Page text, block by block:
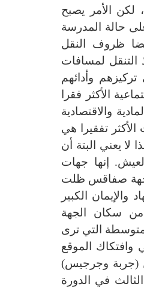
لكن الأمر يصبح
حالة المدرسة
ظروف النقل
التنقل لمسافات
وأدائهم
الأكثر فقرا
والاقتصادية
تفقيرا هي
لا يعني البتة أن
إنها جهات
صفاقس ظلت
الكبير
سكان الجهة
التي ترى
وافتكاك الموقع
(جربة وجرجيس)
في الدورة